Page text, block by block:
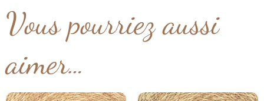
Vous pourriez aussi
aimer…